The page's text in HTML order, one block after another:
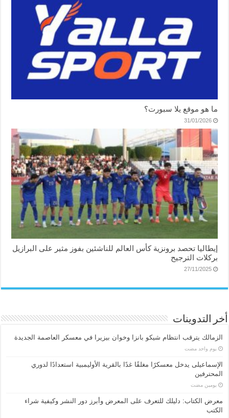
ما هو موقع يلا سبورت؟
31/01/2026
إيطاليا تحصد برونزية كأس العالم للناشئين بفوز مثير على البرازيل
بركلات الترجيح
27/11/2025
أخر التدوينات
الزمالك يترقب انتظام شيكو بانزا وخوان بيزيرا في معسكر العاصمة الجديدة
‏يوم واحد مضت
الإسماعیلی یدخل معسكرًا مغلقًا غدًا بالقرية الأوليمبية استعدادًا لدوري
المحترفين
‏يومين مضت
معرض الكتاب: دليلك للتعرف على المعرض وأبرز دور النشر وكيفية شراء
الكتب